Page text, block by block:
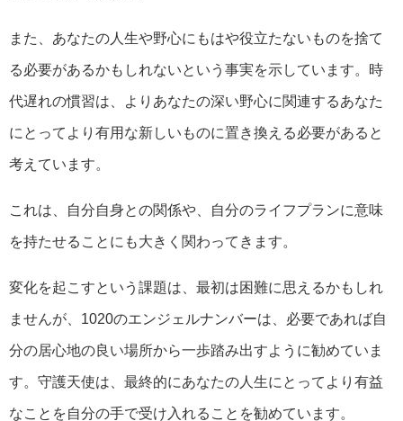
また、あなたの人生や野心にもはや役立たないものを捨て
る必要があるかもしれないという事実を示しています。時
代遅れの慣習は、よりあなたの深い野心に関連するあなた
にとってより有用な新しいものに置き換える必要があると
考えています。
これは、自分自身との関係や、自分のライフプランに意味
を持たせることにも大きく関わってきます。
変化を起こすという課題は、最初は困難に思えるかもしれ
ませんが、1020のエンジェルナンバーは、必要であれば自
分の居心地の良い場所から一歩踏み出すように勧めていま
す。守護天使は、最終的にあなたの人生にとってより有益
なことを自分の手で受け入れることを勧めています。